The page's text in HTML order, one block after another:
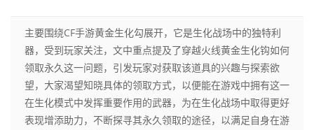
主要围绕CF手游黄金生化勾展开，它是生化战场中的独特利
器，受到玩家关注，文中重点提及了穿越火线黄金生化钩如何
领取永久这一问题，引发玩家对获取该道具的兴趣与探索欲
望，大家渴望知晓具体的领取方式，以便能在游戏中拥有这一
在生化模式中发挥重要作用的武器，为在生化战场中取得更好
表现增添助力，不断探寻其永久领取的途径，以满足自身在游